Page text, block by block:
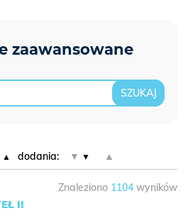
dodania: ▼ ▲
Znaleziono 1104 wyników
II